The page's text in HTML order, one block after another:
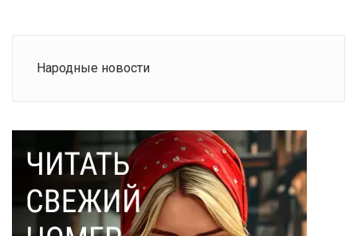
Народные новости